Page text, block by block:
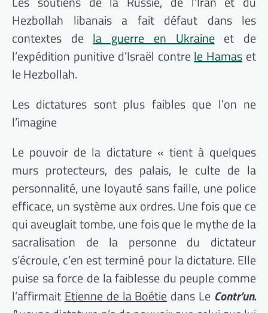
Hezbollah libanais a fait défaut dans les
contextes dela guerre en Ukraineet de
l’expédition punitive d’Israël contrele Hamaset
le Hezbollah.
Les dictatures sont plus faibles que l’on ne
l’imagine
Le pouvoir de la dictature « tient à quelques
murs protecteurs, des palais, le culte de la
personnalité, une loyauté sans faille, une police
efficace, un système aux ordres. Une fois que ce
qui aveuglait tombe, une fois que le mythe de la
sacralisation de la personne du dictateur
s’écroule, c’en est terminé pour la dictature. Elle
puise sa force de la faiblesse du peuple comme
l’affirmaitEtienne de la Boétiedans Le Contr’un.